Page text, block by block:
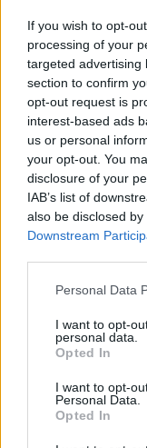
If you wish to opt-
processing of your
targeted advertising
section to confirm
opt-out request is
interest-based ads
us or personal
your opt-out. You
disclosure of your
IAB’s list of
also be disclosed
Downstream
Personal Data
I want to opt-
personal data.
Opted In
I want to opt-
Personal Data.
Opted In